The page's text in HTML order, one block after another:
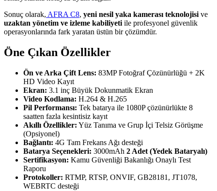
Sonuç olarak, AFRA C8, yeni nesil yaka kamerası teknolojisi ve
uzaktan yönetim ve izleme kabiliyeti ile profesyonel güvenlik
operasyonlarında fark yaratan üstün bir çözümdür.
Öne Çıkan Özellikler
Ön ve Arka Çift Lens: 83MP Fotoğraf Çözünürlüğü + 2K
HD Video Kayıt
Ekran: 3.1 inç Büyük Dokunmatik Ekran
Video Kodlama: H.264 & H.265
Pil Performansı: Tek batarya ile 1080P çözünürlükte 8
saatten fazla kesintisiz kayıt
Akıllı Özellikler: Yüz Tanıma ve Grup İçi Telsiz Görüşme
(Opsiyonel)
Bağlantı: 4G Tam Frekans Ağı desteği
Batarya Seçenekleri: 3000mAh 2 Adet (Yedek Bataryalı)
Sertifikasyon: Kamu Güvenliği Bakanlığı Onaylı Test
Raporu
Protokoller: RTMP, RTSP, ONVIF, GB28181, JT1078,
WEBRTC desteği